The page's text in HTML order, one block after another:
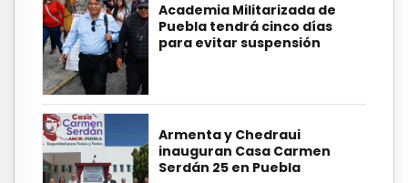
Academia Militarizada de
Puebla tendrá cinco días
para evitar suspensión
Armenta y Chedraui
inauguran Casa Carmen
Serdán 25 en Puebla